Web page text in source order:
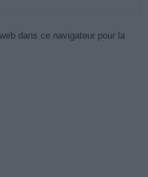
dans ce navigateur pour la